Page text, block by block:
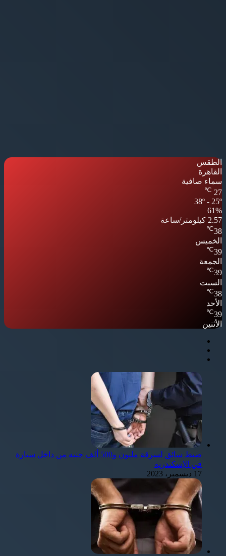
الطقس
القاهرة
سماء صافية
27
℃
38º - 25º
61%
2.57 كيلومتر/ساعة
38
℃
الخميس
39
℃
الجمعة
39
℃
السبت
38
℃
الأحد
39
℃
الأثنين
ضبط سائق لسرقة مليون و500 ألف جنيه من داخل سيارة
في الإسكندرية
17 ديسمبر، 2023